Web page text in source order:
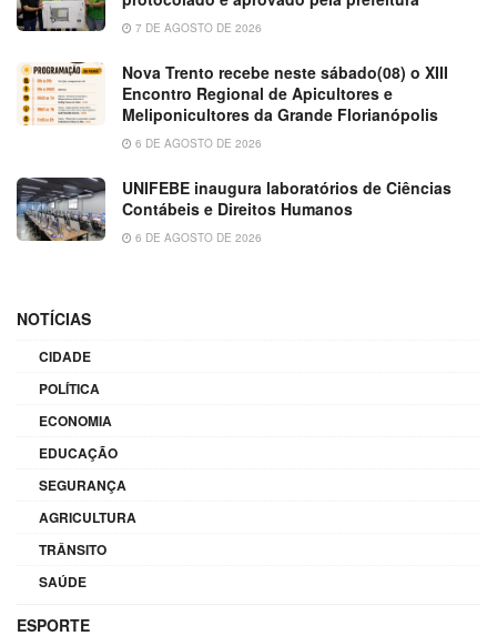
7 DE AGOSTO DE 2026
Nova Trento recebe neste sábado(08) o XIII
Encontro Regional de Apicultores e
Meliponicultores da Grande Florianópolis
6 DE AGOSTO DE 2026
UNIFEBE inaugura laboratórios de Ciências
Contábeis e Direitos Humanos
6 DE AGOSTO DE 2026
NOTÍCIAS
CIDADE
POLÍTICA
ECONOMIA
EDUCAÇÃO
SEGURANÇA
AGRICULTURA
TRÂNSITO
SAÚDE
ESPORTE